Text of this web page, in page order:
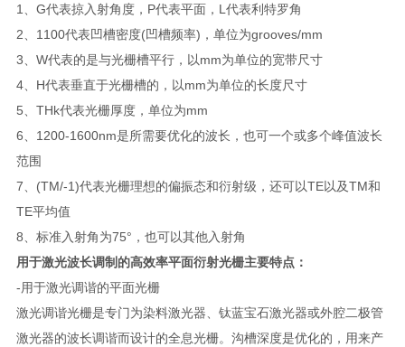
1、G代表掠入射角度，P代表平面，L代表利特罗角
2、1100代表凹槽密度(凹槽频率)，单位为grooves/mm
3、W代表的是与光栅槽平行，以mm为单位的宽带尺寸
4、H代表垂直于光栅槽的，以mm为单位的长度尺寸
5、THk代表光栅厚度，单位为mm
6、1200-1600nm是所需要优化的波长，也可一个或多个峰值波长
范围
7、(TM/-1)代表光栅理想的偏振态和衍射级，还可以TE以及TM和
TE平均值
8、标准入射角为75°，也可以其他入射角
用于激光波长调制的高效率平面衍射光栅主要特点：
-用于激光调谐的平面光栅
激光调谐光栅是专门为染料激光器、钛蓝宝石激光器或外腔二极管
激光器的波长调谐而设计的全息光栅。沟槽深度是优化的，用来产